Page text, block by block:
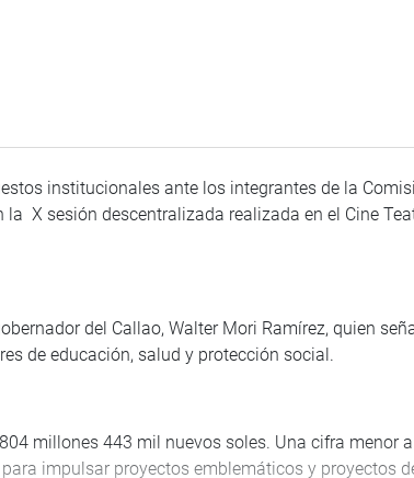
institucionales ante los integrantes de la
la X sesión descentralizada realizada en el Cine
del Callao, Walter Mori Ramírez, quien
de educación, salud y protección social.
millones 443 mil nuevos soles. Una cifra menor
impulsar proyectos emblemáticos y proyectos